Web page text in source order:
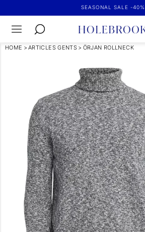
SEASONAL SALE -40%
HOME > ARTICLES GENTS > ÖRJAN ROLLNECK